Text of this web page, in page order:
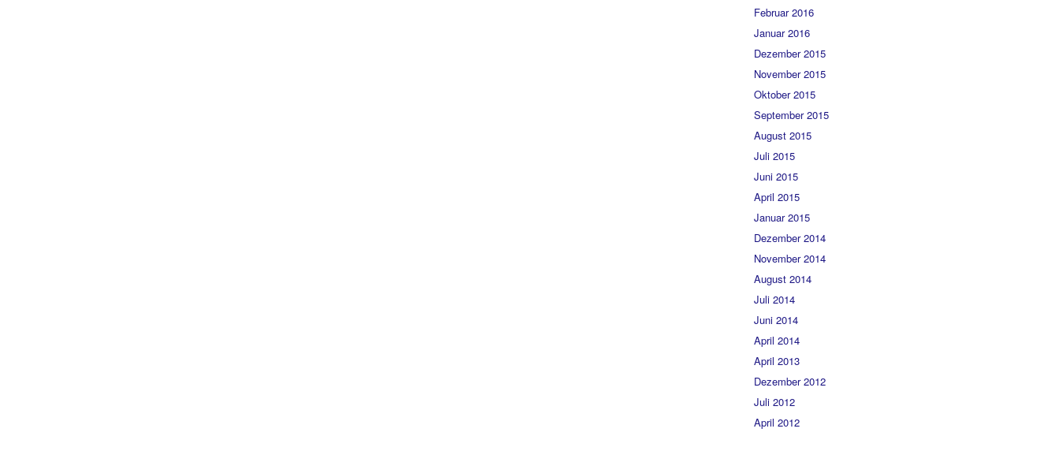
Februar 2016
Januar 2016
Dezember 2015
November 2015
Oktober 2015
September 2015
August 2015
Juli 2015
Juni 2015
April 2015
Januar 2015
Dezember 2014
November 2014
August 2014
Juli 2014
Juni 2014
April 2014
April 2013
Dezember 2012
Juli 2012
April 2012